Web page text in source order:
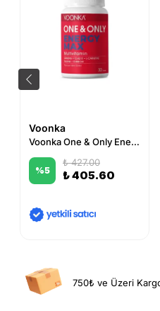
Voonka
Voonka One & Only Energy Max 32 Tablet
%5
₺ 427.00
₺ 405.60
750₺ ve Üzeri